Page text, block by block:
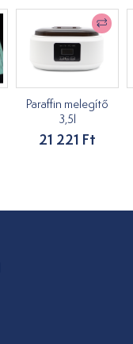
Paraffin melegítő
3,5l
21 221 Ft